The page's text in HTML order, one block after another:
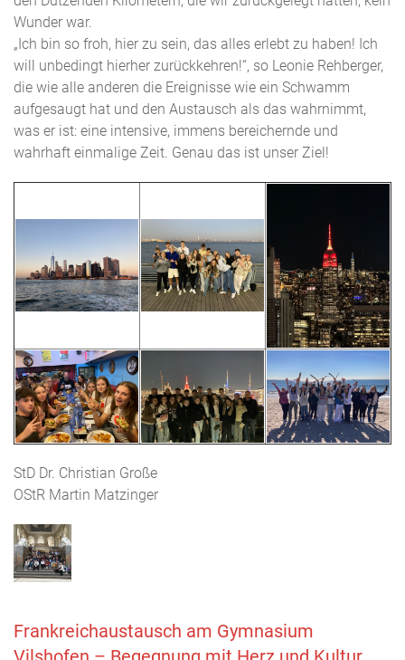
Wunder war.
„Ich bin so froh, hier zu sein, das alles erlebt zu haben! Ich
will unbedingt hierher zurückkehren!“, so Leonie Rehberger,
die wie alle anderen die Ereignisse wie ein Schwamm
aufgesaugt hat und den Austausch als das wahrnimmt,
was er ist: eine intensive, immens bereichernde und
wahrhaft einmalige Zeit. Genau das ist unser Ziel!
StD Dr. Christian Große
OStR Martin Matzinger
Frankreichaustausch am Gymnasium